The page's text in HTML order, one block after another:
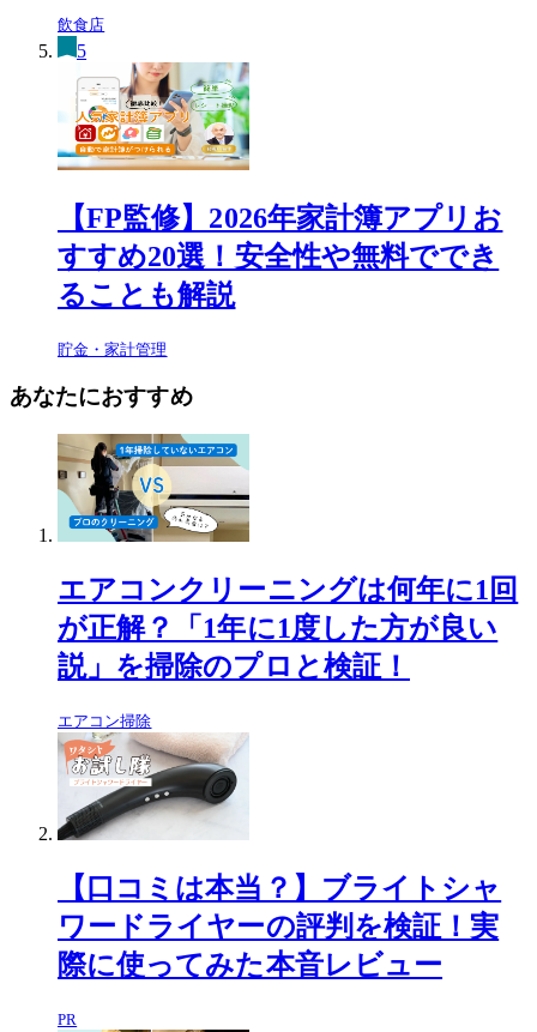
飲食店
5
【FP監修】2026年家計簿アプリお
すすめ20選！安全性や無料ででき
ることも解説
貯金・家計管理
あなたにおすすめ
エアコンクリーニングは何年に1回
が正解？「1年に1度した方が良い
説」を掃除のプロと検証！
エアコン掃除
【口コミは本当？】ブライトシャ
ワードライヤーの評判を検証！実
際に使ってみた本音レビュー
PR